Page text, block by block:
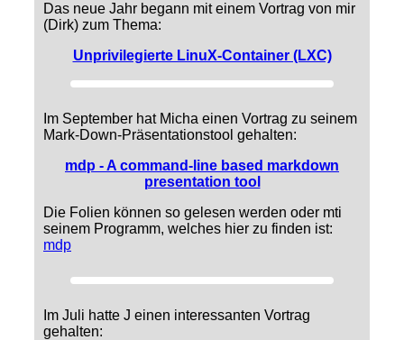
Das neue Jahr begann mit einem Vortrag von mir
(Dirk) zum Thema:
Unprivilegierte LinuX-Container (LXC)
Im September hat Micha einen Vortrag zu seinem
Mark-Down-Präsentationstool gehalten:
mdp - A command-line based markdown
presentation tool
Die Folien können so gelesen werden oder mti
seinem Programm, welches hier zu finden ist:
mdp
Im Juli hatte J einen interessanten Vortrag
gehalten: